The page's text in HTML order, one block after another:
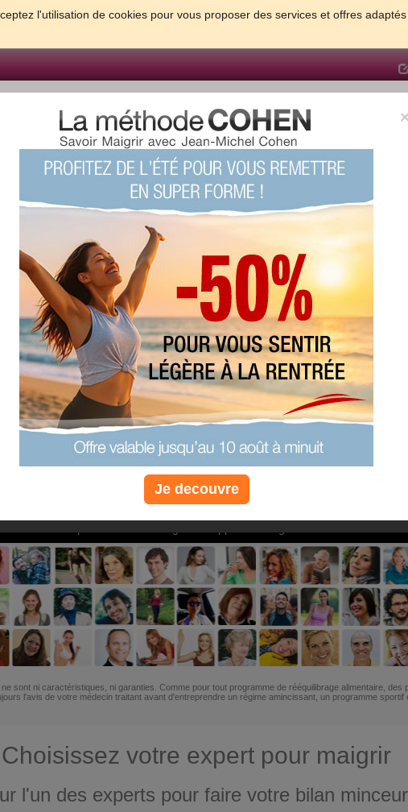
l'utilisation de cookies pour vous proposer des services et offres
FORME & SANTE PSYCHO & TESTS GROSSESSE & BEBE
meilleures solutions pour maigrir et être bien dans sa peau
PLUS
EFFICACE
PLUS
SANTÉ
PLUS
COACHING
Non, je préfère le régime gratuit
sont ni caractéristiques, ni garanties. Comme pour tout programme de rééquilibrage alimentaire,
l'avis de votre médecin traitant avant d'entreprendre un régime amincissant, un programme sportif
Choisissez votre expert pour maigrir
l'un des experts pour faire votre bilan
×
Je decouvre